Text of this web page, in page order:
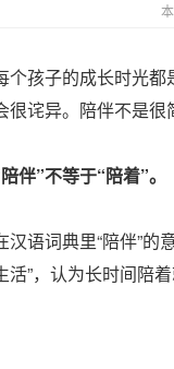
孩子的成长时光都
很诧异。陪伴不是很
伴”不等于“陪着”。
词典里“陪伴”的意
活”，认为长时间陪